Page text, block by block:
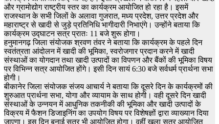
और ग्रामोद्योग राष्ट्रीय स्तर का कार्यक्रम आयोजित हो रहा है। इसमें
राजस्थान के सभी जिलों के अलावा गुजरात, मध्य प्रदेश, उत्तर प्रदेश और
महाराष्ट्र से खादी से जुड़े प्रतिनिधि भागीदारी निभाएंगे। उन्होंने बताया कि
कार्यक्रम उद्घाटन सत्र प्रातः 11 बजे शुरू होगा।
हनुमानगढ़ जिला संयोजक श्रवण तंवर ने बताया कि कार्यक्रम के पहले दिन
स्वतंत्रता आंदोलन में खादी की भूमिका, स्वरोजगार प्रदान करने में खादी
संस्थाओं का योगदान तथा खादी उत्पादों का विपणन और बैंकों की भूमिका विषय
पर विभिन्न सत्र आयोजित होंगे। इसी दिन सायं 6:30 बजे सर्वधर्म प्रार्थना सभा
होगी।
बीकानेर जिला संयोजक संजय आचार्य ने बताया कि दूसरे दिन के कार्यक्रमों की
शुरुआत प्रार्थना सभा, योगा और व्यायाम के साथ होगी। वही दूसरे दिन खादी
संस्थाओं के उन्नयन में आधुनिक तकनीकी की भूमिका और खादी उत्पादों के
विक्रय में फैशन डिजाइनिंग का उपयोग विषय पर विशेषज्ञों द्वारा व्याख्यान दिया
जाएगा। इस दिन बुनाई सत्र भी आयोजित होगा। वहीं खुला सत्र आयोजित